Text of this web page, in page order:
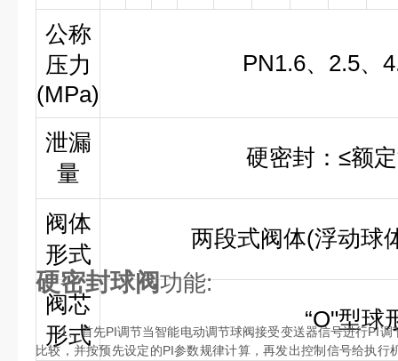
公称
压力
(MPa)
PN1.6、2.5、
泄漏
量
硬密封：≤额
阀体
形式
两段式阀体(浮动球
阀芯
形式
“O"型球
硬密封球阀功能:
1、首先PI调节当智能电动调节球阀接受变送器信号进行PI调
比较，并按预先设定的PI参数规律计算，再发出控制信号给执